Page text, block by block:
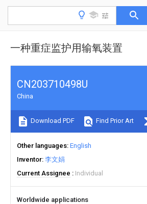
一种重症监护用输氧装置
CN203710498U
China
Download PDF Find Prior Art
Other languages English
Inventor 李文娟
Current Assignee
Individual
Worldwide applications